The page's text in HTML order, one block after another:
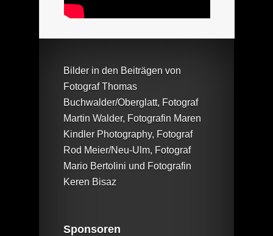
Bilder in den Beiträgen von
Fotograf Thomas
Buchwalder/Oberglatt, Fotograf
Martin Walder, Fotografin Maren
Kindler Photography, Fotograf
Rod Meier/Neu-Ulm, Fotograf
Mario Bertolini und Fotografin
Keren Bisaz
Sponsoren